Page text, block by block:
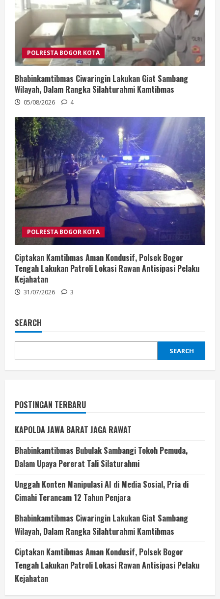
POLRESTA BOGOR KOTA
Bhabinkamtibmas Ciwaringin Lakukan Giat Sambang
Wilayah, Dalam Rangka Silahturahmi Kamtibmas
05/08/2026 4
POLRESTA BOGOR KOTA
Ciptakan Kamtibmas Aman Kondusif, Polsek Bogor
Tengah Lakukan Patroli Lokasi Rawan Antisipasi Pelaku
Kejahatan
31/07/2026 3
SEARCH
SEARCH
POSTINGAN TERBARU
KAPOLDA JAWA BARAT JAGA RAWAT
Bhabinkamtibmas Bubulak Sambangi Tokoh Pemuda,
Dalam Upaya Pererat Tali Silaturahmi
Unggah Konten Manipulasi AI di Media Sosial, Pria di
Cimahi Terancam 12 Tahun Penjara
Bhabinkamtibmas Ciwaringin Lakukan Giat Sambang
Wilayah, Dalam Rangka Silahturahmi Kamtibmas
Ciptakan Kamtibmas Aman Kondusif, Polsek Bogor
Tengah Lakukan Patroli Lokasi Rawan Antisipasi Pelaku
Kejahatan